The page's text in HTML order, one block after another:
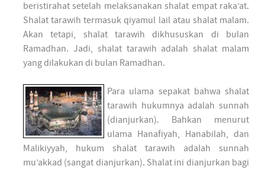
beristirahat setelah melaksanakan shalat empat raka’at.
Shalat tarawih termasuk qiyamul lail atau shalat malam.
Akan tetapi, shalat tarawih dikhususkan di bulan
Ramadhan. Jadi, shalat tarawih adalah shalat malam
yang dilakukan di bulan Ramadhan.
Para ulama sepakat bahwa shalat
tarawih hukumnya adalah sunnah
(dianjurkan). Bahkan menurut
ulama Hanafiyah, Hanabilah, dan
Malikiyyah, hukum shalat tarawih adalah sunnah
mu’akkad (sangat dianjurkan). Shalat ini dianjurkan bagi